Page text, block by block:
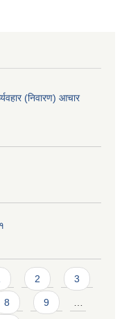
(निवारण) आचार
2 3
8 9